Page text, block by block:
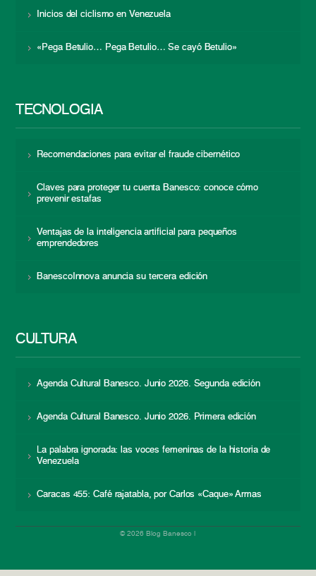
Inicios del ciclismo en Venezuela
«Pega Betulio… Pega Betulio… Se cayó Betulio»
TECNOLOGÍA
Recomendaciones para evitar el fraude cibernético
Claves para proteger tu cuenta Banesco: conoce cómo
prevenir estafas
Ventajas de la inteligencia artificial para pequeños
emprendedores
BanescoInnova anuncia su tercera edición
CULTURA
Agenda Cultural Banesco. Junio 2026. Segunda edición
Agenda Cultural Banesco. Junio 2026. Primera edición
La palabra ignorada: las voces femeninas de la historia de
Venezuela
Caracas 455: Café rajatabla, por Carlos «Caque» Armas
© 2026 Blog Banesco |